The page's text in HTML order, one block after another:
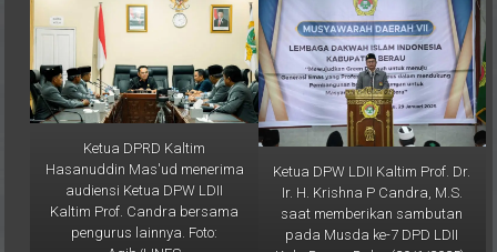
Ketua DPRD Kaltim
Hasanuddin Mas'ud menerima
audiensi Ketua DPW LDII
Kaltim Prof. Candra bersama
pengurus lainnya. Foto:
Ketua DPW LDII Kaltim Prof. Dr.
Ir. H. Krishna P Candra, M.S.
saat memberikan sambutan
pada Musda ke-7 DPD LDII